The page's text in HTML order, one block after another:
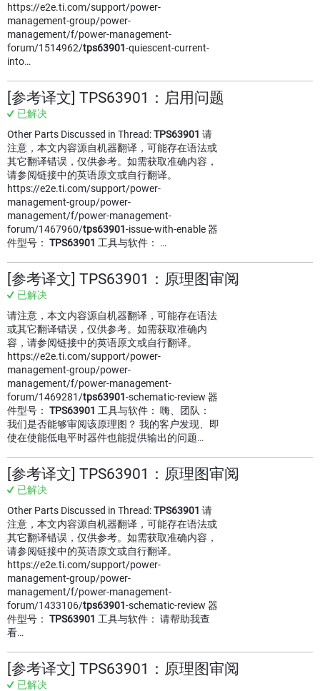
https://e2e.ti.com/support/power-
management-group/power-
management/f/power-management-
forum/1514962/tps63901-quiescent-current-
into…
[参考译文] TPS63901：启用问题
已解决
Other Parts Discussed in Thread:TPS63901 请
注意，本文内容源自机器翻译，可能存在语法或
其它翻译错误，仅供参考。如需获取准确内容，
请参阅链接中的英语原文或自行翻译。
https://e2e.ti.com/support/power-
management-group/power-
management/f/power-management-
forum/1467960/tps63901-issue-with-enable 器
件型号： TPS63901 工具与软件： …
[参考译文] TPS63901：原理图审阅
已解决
请注意，本文内容源自机器翻译，可能存在语法
或其它翻译错误，仅供参考。如需获取准确内
容，请参阅链接中的英语原文或自行翻译。
https://e2e.ti.com/support/power-
management-group/power-
management/f/power-management-
forum/1469281/tps63901-schematic-review 器
件型号： TPS63901 工具与软件： 嗨、团队：
我们是否能够审阅该原理图？ 我的客户发现、即
使在使能低电平时器件也能提供输出的问题…
[参考译文] TPS63901：原理图审阅
已解决
Other Parts Discussed in Thread:TPS63901 请
注意，本文内容源自机器翻译，可能存在语法或
其它翻译错误，仅供参考。如需获取准确内容，
请参阅链接中的英语原文或自行翻译。
https://e2e.ti.com/support/power-
management-group/power-
management/f/power-management-
forum/1433106/tps63901-schematic-review 器
件型号： TPS63901 工具与软件： 请帮助我查
看…
[参考译文] TPS63901：原理图审阅
已解决